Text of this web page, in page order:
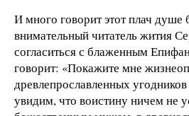
И много говорит этот плач
внимательный читатель жития
согласиться с блаженным
говорит: «Покажите мне
древлепрославленных
увидим, что воистину ничем не